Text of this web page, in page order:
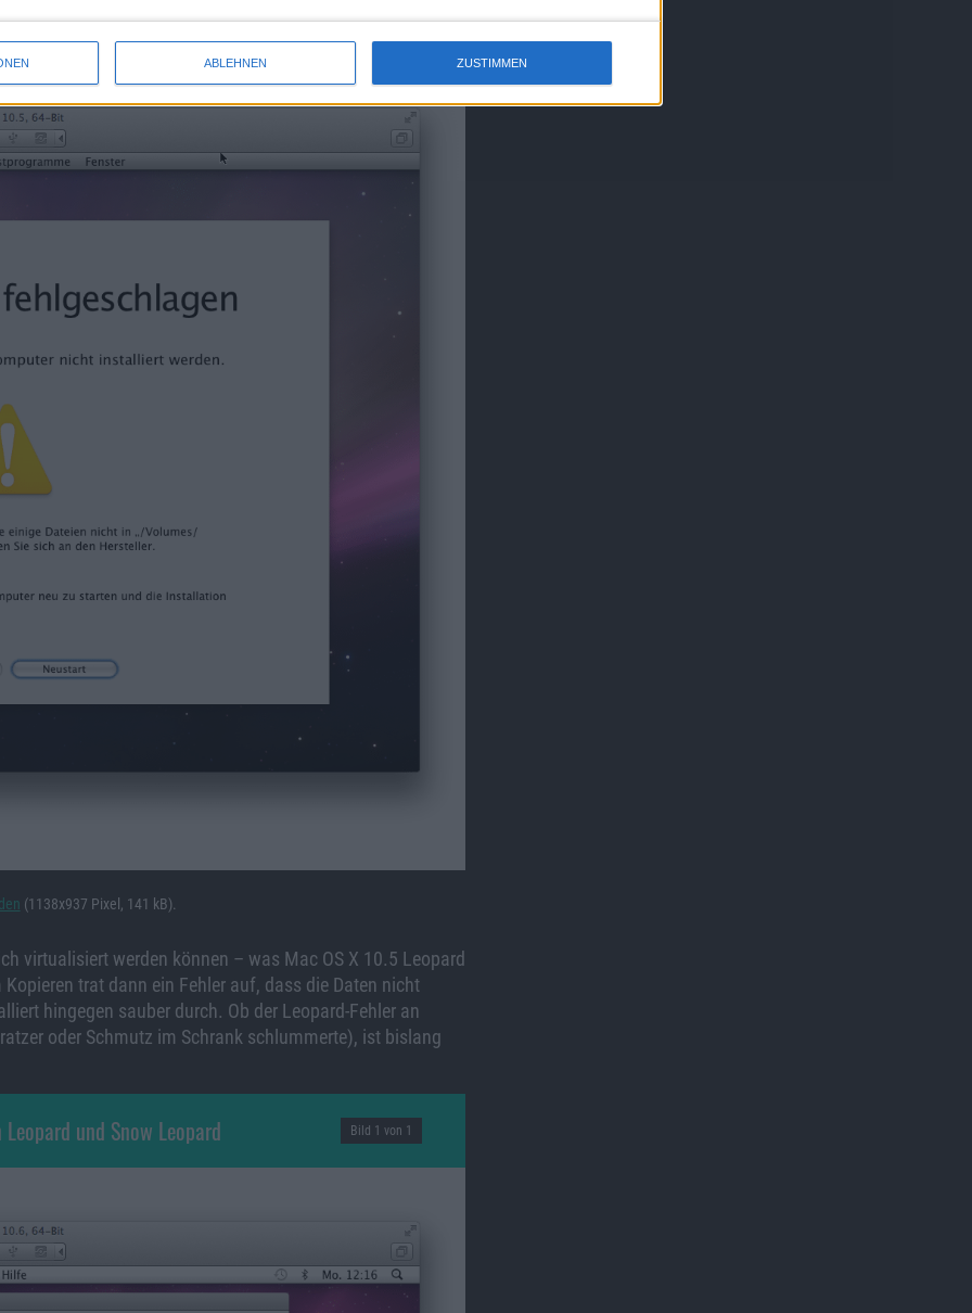
ABLEHNEN ZUSTIMMEN
und Snow Leopard Bild 1 von 1
(1138x937 Pixel, 141 kB).
virtualisiert werden können – was Mac OS X 10.5 Leopard
trat dann ein Fehler auf, dass die Daten nicht
hingegen sauber durch. Ob der Leopard-Fehler an
oder Schmutz im Schrank schlummerte), ist bislang
und Snow Leopard Bild 1 von 1